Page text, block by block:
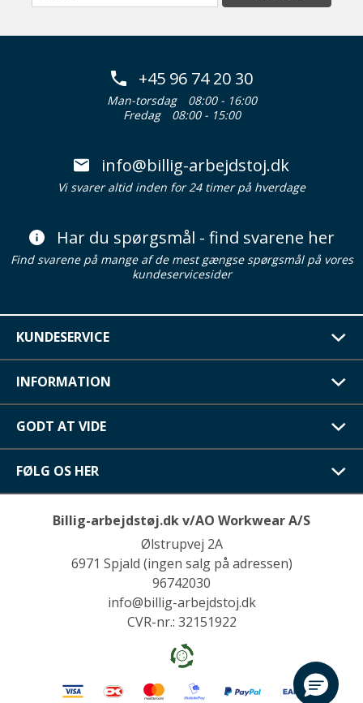
+45 96 74 20 30
Man-torsdag
08:00 - 16:00
Fredag
08:00 - 15:00
info@billig-arbejdstoj.dk
Vi svarer altid inden for 24 timer på hverdage
Har du spørgsmål - find svarene her
Find svarene på mange af de mest gængse spørgsmål på vores
kundeservicesider
KUNDESERVICE
INFORMATION
GODT AT VIDE
FØLG OS HER
Billig-arbejdstøj.dk v/AO Workwear A/S
Ølstrupvej 2A
6971 Spjald (ingen salg på adressen)
96742030
info@billig-arbejdstoj.dk
CVR-nr.: 32151922